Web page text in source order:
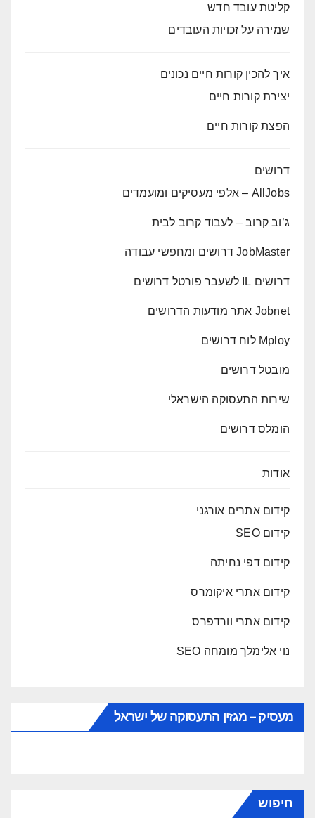
קליטת עובד חדש
שמירה על זכויות העובדים
איך להכין קורות חיים נכונים
יצירת קורות חיים
הפצת קורות חיים
דרושים
AllJobs – אלפי מעסיקים ומועמדים
ג’וב קרוב – לעבוד קרוב לבית
JobMaster דרושים ומחפשי עבודה
דרושים IL לשעבר פורטל דרושים
Jobnet אתר מודעות הדרושים
Mploy לוח דרושים
מובטל דרושים
שירות התעסוקה הישראלי
הומלס דרושים
אודות
קידום אתרים אורגני
קידום SEO
קידום דפי נחיתה
קידום אתרי איקומרס
קידום אתרי וורדפרס
נוי אלימלך מומחה SEO
מעסיק – מגזין התעסוקה של ישראל
חיפוש